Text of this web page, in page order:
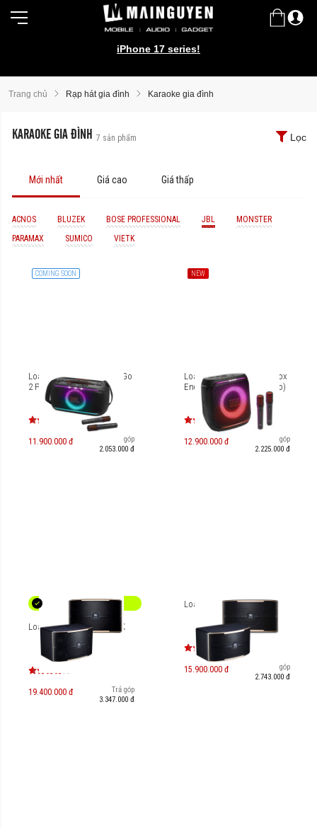
iPhone 17 series!
Trang chủ Rạp hát gia đình Karaoke gia đình
KARAOKE GIA ĐÌNH 7 sản phẩm Lọc
Mới nhất Giá cao Giá thấp
ACNOS BLUZEK BOSE PROFESSIONAL JBL
MONSTER
PARAMAX
SUMICO VIETK
COMING SOON
Loa JBL PartyBox On-the-Go
2 Plus (kèm 2 Micro)
11.900.000 đ
Trả góp
2.053.000 đ
NEW
Loa Bluetooth JBL Partybox
Encore 2 Plus (kèm 2 Micro)
12.900.000 đ
Trả góp
2.225.000 đ
Loa JBL Pasion 12/12-PAK
19.400.000 đ
Trả góp
3.347.000 đ
Loa JBL Pasion 10
15.900.000 đ
Trả góp
2.743.000 đ